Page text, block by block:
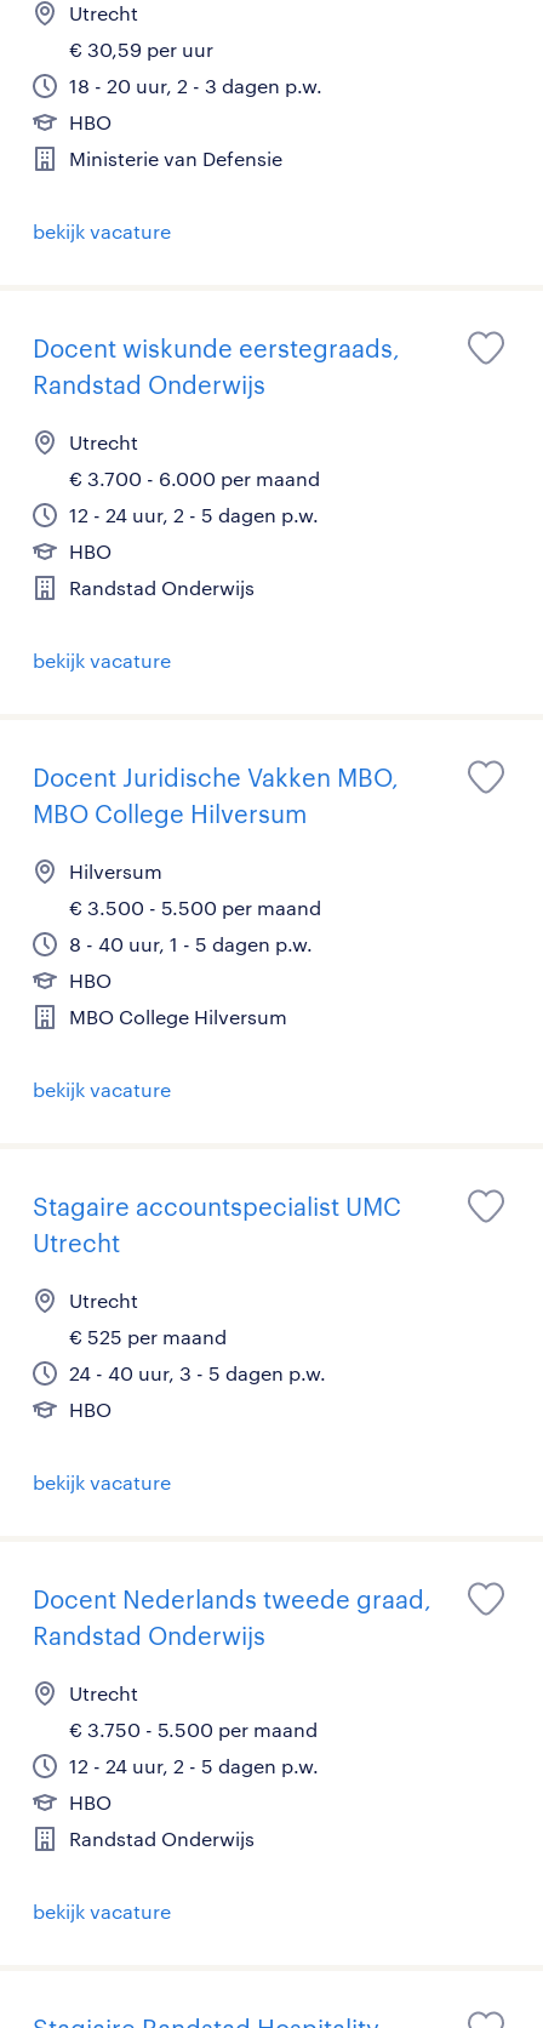
Utrecht
€ 30,59 per uur
18 - 20 uur, 2 - 3 dagen p.w.
HBO
Ministerie van Defensie
bekijk vacature
Docent wiskunde eerstegraads,
Randstad Onderwijs
Utrecht
€ 3.700 - 6.000 per maand
12 - 24 uur, 2 - 5 dagen p.w.
HBO
Randstad Onderwijs
bekijk vacature
Docent Juridische Vakken MBO,
MBO College Hilversum
Hilversum
€ 3.500 - 5.500 per maand
8 - 40 uur, 1 - 5 dagen p.w.
HBO
MBO College Hilversum
bekijk vacature
Stagaire accountspecialist UMC
Utrecht
Utrecht
€ 525 per maand
24 - 40 uur, 3 - 5 dagen p.w.
HBO
bekijk vacature
Docent Nederlands tweede graad,
Randstad Onderwijs
Utrecht
€ 3.750 - 5.500 per maand
12 - 24 uur, 2 - 5 dagen p.w.
HBO
Randstad Onderwijs
bekijk vacature